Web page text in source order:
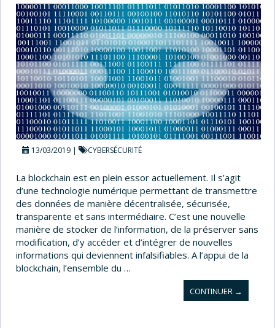
O
P
1
0
D
E
S
E
R
R
E
U
R
É
V
I
E
R
13/03/2019 CYBERSÉCURITÉ
La blockchain est en plein essor actuellement. Il s’agit
d’une technologie numérique permettant de transmettre
des données de manière décentralisée, sécurisée,
transparente et sans intermédiaire. C’est une nouvelle
manière de stocker de l’information, de la préserver sans
modification, d’y accéder et d’intégrer de nouvelles
informations qui deviennent infalsifiables. A l’appui de la
blockchain, l’ensemble du …
CONTINUER B
L
→